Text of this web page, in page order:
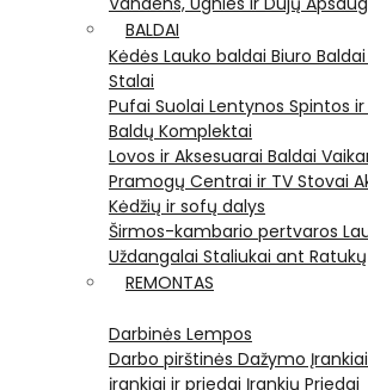
BALDAI
Kėdės Lauko baldai Biuro Baldai
Stalai
Pufai Suolai Lentynos Spintos
Baldų Komplektai
Lovos ir Aksesuarai Baldai
Pramogų Centrai ir TV Stovai
Kėdžių ir sofų dalys
Širmos-kambario pertvaros
Uždangalai Staliukai ant Ratukų
REMONTAS
Darbinės Lempos
Darbo pirštinės Dažymo Įrankiai
įrankiai ir priedai Įrankių Priedai